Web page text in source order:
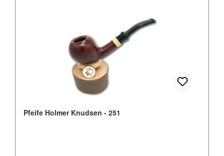
Pfeife Holmer Knudsen - 251